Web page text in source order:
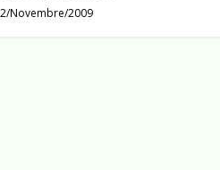
Novembre/2009